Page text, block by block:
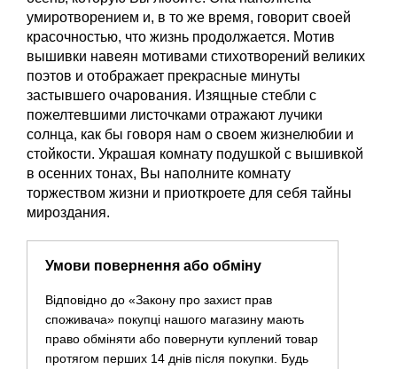
умиротворением и, в то же время, говорит своей
красочностью, что жизнь продолжается. Мотив
вышивки навеян мотивами стихотворений великих
поэтов и отображает прекрасные минуты
застывшего очарования. Изящные стебли с
пожелтевшими листочками отражают лучики
солнца, как бы говоря нам о своем жизнелюбии и
стойкости. Украшая комнату подушкой с вышивкой
в осенних тонах, Вы наполните комнату
торжеством жизни и приоткроете для себя тайны
мироздания.
Умови повернення або обміну
Відповідно до «Закону про захист прав
споживача» покупці нашого магазину мають
право обміняти або повернути куплений товар
протягом перших 14 днів після покупки. Будь